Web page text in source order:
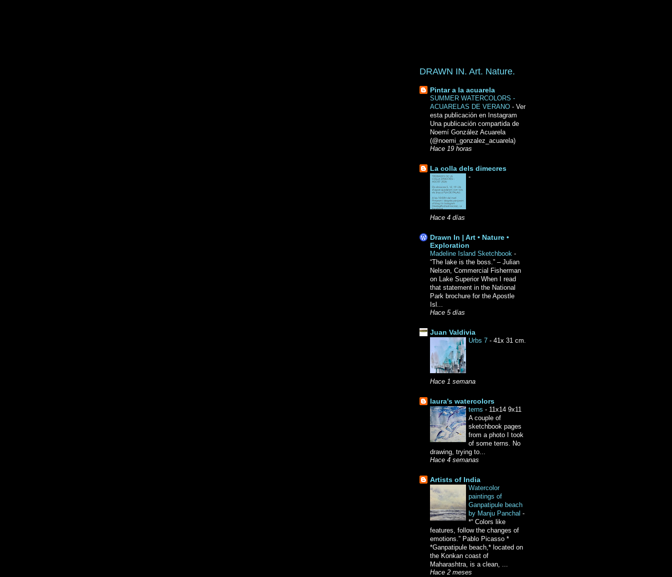
DRAWN IN. Art. Nature.
Pintar a la acuarela
SUMMER WATERCOLORS -
ACUARELAS DE VERANO - Ver
esta publicación en Instagram
Una publicación compartida de
Noemí González Acuarela
(@noemi_gonzalez_acuarela)
Hace 19 horas
La colla dels dimecres
-
Hace 4 días
Drawn In | Art • Nature •
Exploration
Madeline Island Sketchbook -
“The lake is the boss.” – Julian
Nelson, Commercial Fisherman
on Lake Superior When I read
that statement in the National
Park brochure for the Apostle
Isl...
Hace 5 días
Juan Valdivia
Urbs 7 - 41x 31 cm.
Hace 1 semana
laura's watercolors
terns - 11x14 9x11
A couple of
sketchbook pages
from a photo I took
of some terns. No
drawing, trying to...
Hace 4 semanas
Artists of India
Watercolor
paintings of
Ganpatipule beach
by Manju Panchal -
*“ Colors like
features, follow the changes of
emotions.” Pablo Picasso *
*Ganpatipule beach,* located on
the Konkan coast of
Maharashtra, is a clean, ...
Hace 2 meses